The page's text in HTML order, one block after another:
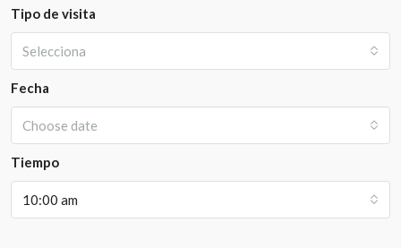
Tipo de visita
Selecciona
Fecha
Choose date
Tiempo
10:00 am